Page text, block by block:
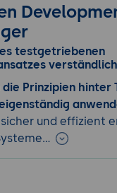
testgetriebenen
Prinzipien hinter
und effizient